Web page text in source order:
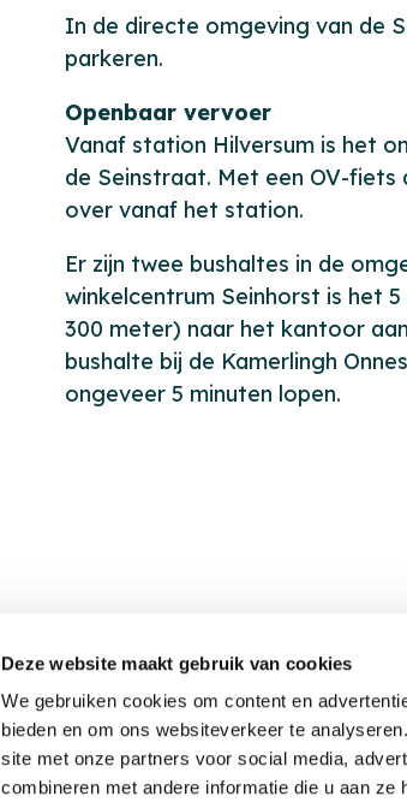
Deze website maakt gebruik van cookies
We gebruiken cookies om content en
bieden en om ons websiteverkeer te
site met onze partners voor social media,
combineren met andere informatie die u aan
In de directe omgeving van de
parkeren.
Openbaar vervoer
Vanaf station Hilversum is het
de Seinstraat. Met een OV-
over vanaf het station.
Er zijn twee bushaltes in de
winkelcentrum Seinhorst is het
300 meter) naar het kantoor
bushalte bij de Kamerlingh
ongeveer 5 minuten lopen.
Nieuws